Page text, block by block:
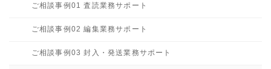
ご相談事例01 査読業務サポート
ご相談事例02 編集業務サポート
ご相談事例03 封入・発送業務サポート